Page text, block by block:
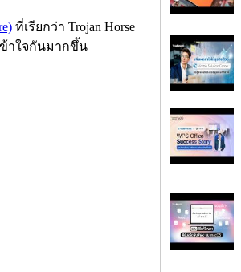
ที่เรียกว่า Trojan Horse
าใจกันมากขึ้น